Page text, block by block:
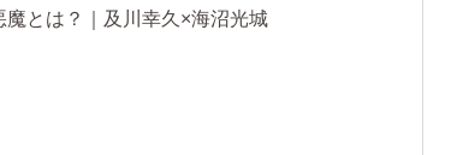
魔とは？｜及川幸久×海沼光城